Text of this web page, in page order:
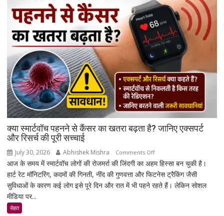
रिहा
का
आदेश
दिया;
कोई
न्यायिक
हिरासत
नहीं
क्या स्मार्टवॉच पहनने से कैंसर का खतरा बढ़ता है? जानिए एक्सपर्ट
और रिसर्च की पूरी सच्चाई
July 30, 2026 Abhishek Mishra Comments Offon
क्या
स्मार्टवॉच
पहनने
आज के समय में स्मार्टवॉच लोगों की रोजमर्रा की जिंदगी का अहम हिस्सा बन चुकी है।
हार्ट रेट मॉनिटरिंग, कदमों की गिनती, नींद की गुणवत्ता और फिटनेस ट्रैकिंग जैसी
सुविधाओं के कारण कई लोग इसे पूरे दिन और रात में भी पहने रहते हैं। लेकिन सोशल
मीडिया पर...
सेहत